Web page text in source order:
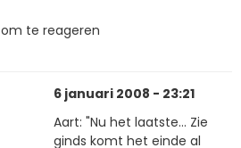
om te reageren
6 januari 2008 - 23:21
Aart: "Nu het laatste... Zie
ginds komt het einde al